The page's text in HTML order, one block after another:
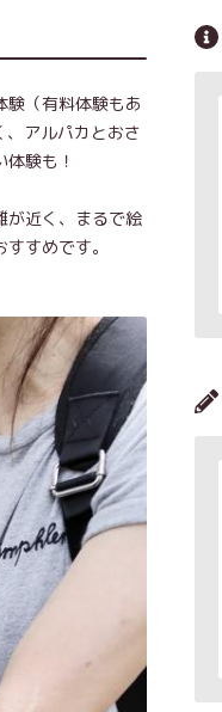
（有料体験もあ
アルパカとおさ
験も！
が近く、まるで絵
すめです。